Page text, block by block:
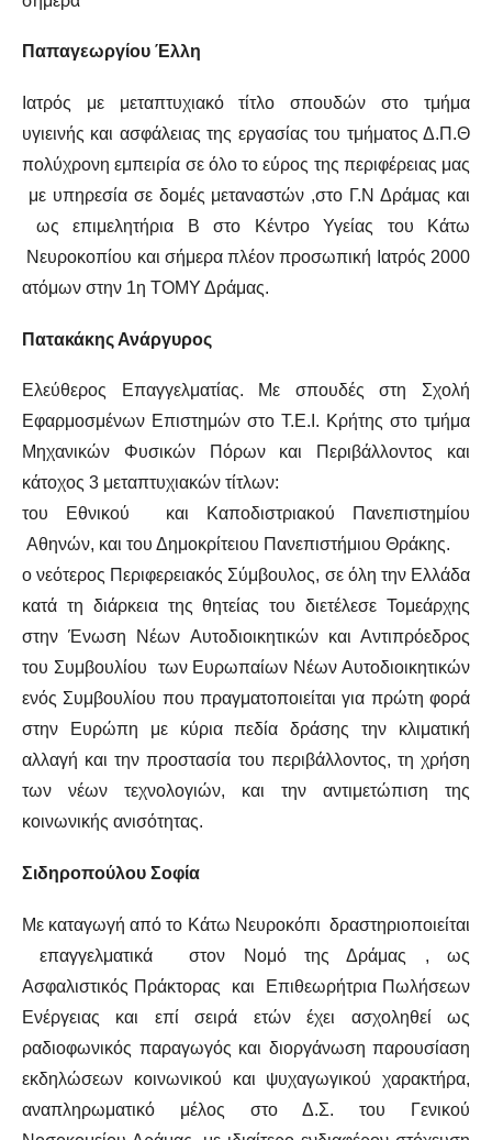
Παπαγεωργίου Έλλη
Ιατρός με μεταπτυχιακό τίτλο σπουδών στο τμήμα
υγιεινής και ασφάλειας της εργασίας του τμήματος Δ.Π.Θ
πολύχρονη εμπειρία σε όλο το εύρος της περιφέρειας μας
με υπηρεσία σε δομές μεταναστών ,στο Γ.Ν Δράμας και
ως επιμελητήρια Β στο Κέντρο Υγείας του Κάτω
Νευροκοπίου και σήμερα πλέον προσωπική Ιατρός 2000
ατόμων στην 1η ΤΟΜΥ Δράμας.
Πατακάκης Ανάργυρος
Ελεύθερος Επαγγελματίας.
Με σπουδές στη Σχολή
Εφαρμοσμένων Επιστημών στο Τ.Ε.Ι. Κρήτης στο τμήμα
Μηχανικών Φυσικών Πόρων και Περιβάλλοντος και
κάτοχος 3 μεταπτυχιακών τίτλων:
του Εθνικού και Καποδιστριακού Πανεπιστημίου
Αθηνών, και του Δημοκρίτειου Πανεπιστήμιου Θράκης.
ο νεότερος Περιφερειακός Σύμβουλος, σε όλη την Ελλάδα
κατά τη διάρκεια της θητείας του διετέλεσε Τομεάρχης
στην Ένωση Νέων Αυτοδιοικητικών και Αντιπρόεδρος
του Συμβουλίου των Ευρωπαίων Νέων Αυτοδιοικητικών
ενός Συμβουλίου που πραγματοποιείται για πρώτη φορά
στην Ευρώπη με κύρια πεδία δράσης την κλιματική
αλλαγή και την προστασία του περιβάλλοντος, τη χρήση
των νέων τεχνολογιών, και την αντιμετώπιση της
κοινωνικής ανισότητας.
Σιδηροπούλου Σοφία
Με καταγωγή από το Κάτω Νευροκόπι δραστηριοποιείται
επαγγελματικά στον Νομό της Δράμας , ως
Ασφαλιστικός Πράκτορας και Επιθεωρήτρια Πωλήσεων
Ενέργειας και επί σειρά ετών έχει ασχοληθεί ως
ραδιοφωνικός παραγωγός και διοργάνωση παρουσίαση
εκδηλώσεων κοινωνικού και ψυχαγωγικού χαρακτήρα,
αναπληρωματικό μέλος στο Δ.Σ. του Γενικού